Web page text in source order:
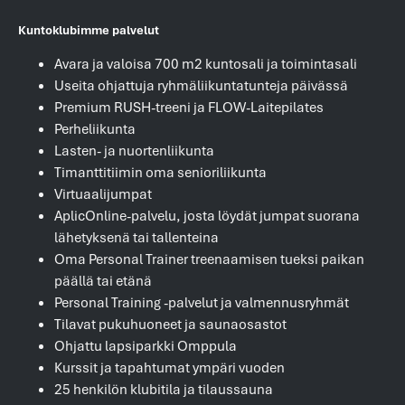
Kuntoklubimme palvelut
Avara ja valoisa 700 m2 kuntosali ja toimintasali
Useita ohjattuja ryhmäliikuntatunteja päivässä
Premium RUSH-treeni ja FLOW-Laitepilates
Perheliikunta
Lasten- ja nuortenliikunta
Timanttitiimin oma senioriliikunta
Virtuaalijumpat
AplicOnline-palvelu, josta löydät jumpat suorana
lähetyksenä tai tallenteina
Oma Personal Trainer treenaamisen tueksi paikan
päällä tai etänä
Personal Training -palvelut ja valmennusryhmät
Tilavat pukuhuoneet ja saunaosastot
Ohjattu lapsiparkki Omppula
Kurssit ja tapahtumat ympäri vuoden
25 henkilön klubitila ja tilaussauna